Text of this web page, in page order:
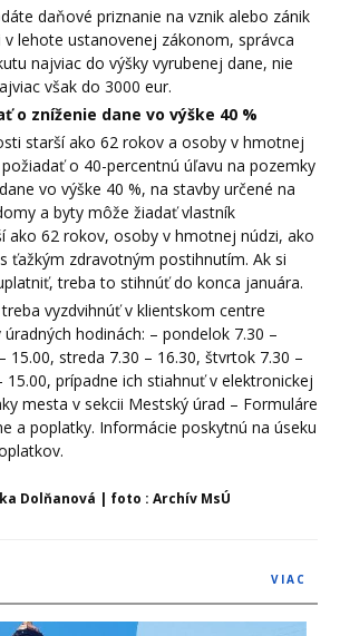
daňové priznanie na vznik alebo zánik
lehote ustanovenej zákonom, správca
najviac do výšky vyrubenej dane, nie
však do 3000 eur.
o zníženie dane vo výške 40 %
starší ako 62 rokov a osoby v hmotnej
o 40-percentnú úľavu na pozemky
vo výške 40 %, na stavby určené na
a byty môže žiadať vlastník
ako 62 rokov, osoby v hmotnej núdzi, ako
ťažkým zdravotným postihnutím. Ak si
treba to stihnúť do konca januára.
vyzdvihnúť v klientskom centre
hodinách: – pondelok 7.30 –
15.00, streda 7.30 – 16.30, štvrtok 7.30 –
15.00, prípadne ich stiahnuť v elektronickej
mesta v sekcii Mestský úrad – Formuláre
a poplatky. Informácie poskytnú na úseku
Dolňanová | foto : Archív MsÚ
VIAC